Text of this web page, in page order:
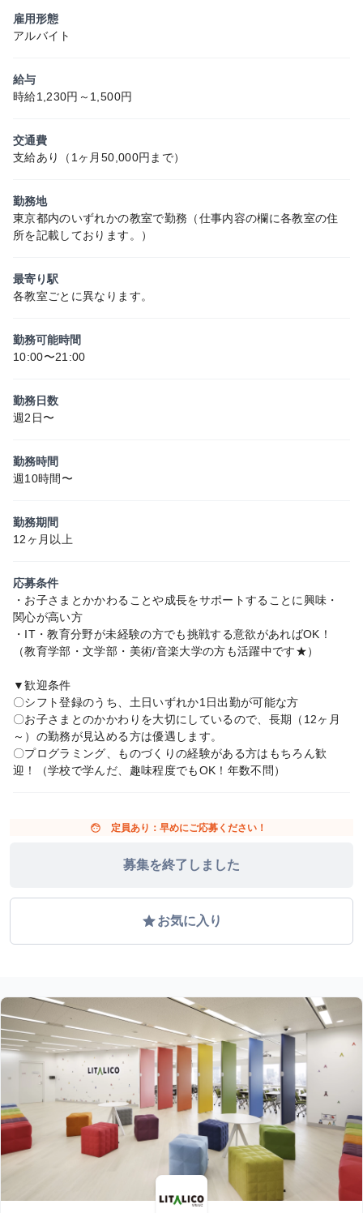
雇用形態
アルバイト
給与
時給1,230円～1,500円
交通費
支給あり（1ヶ月50,000円まで）
勤務地
東京都内のいずれかの教室で勤務（仕事内容の欄に各教室の住
所を記載しております。）
最寄り駅
各教室ごとに異なります。
勤務可能時間
10:00〜21:00
勤務日数
週2日〜
勤務時間
週10時間〜
勤務期間
12ヶ月以上
応募条件
・お子さまとかかわることや成長をサポートすることに興味・
関心が高い方
・IT・教育分野が未経験の方でも挑戦する意欲があればOK！
（教育学部・文学部・美術/音楽大学の方も活躍中です★）
▼歓迎条件
〇シフト登録のうち、土日いずれか1日出勤が可能な方
〇お子さまとのかかわりを大切にしているので、長期（12ヶ月
～）の勤務が見込める方は優遇します。
〇プログラミング、ものづくりの経験がある方はもちろん歓
迎！（学校で学んだ、趣味程度でもOK！年数不問）
face 定員あり：早めにご応募ください！
募集を終了しました
gradeお気に入り